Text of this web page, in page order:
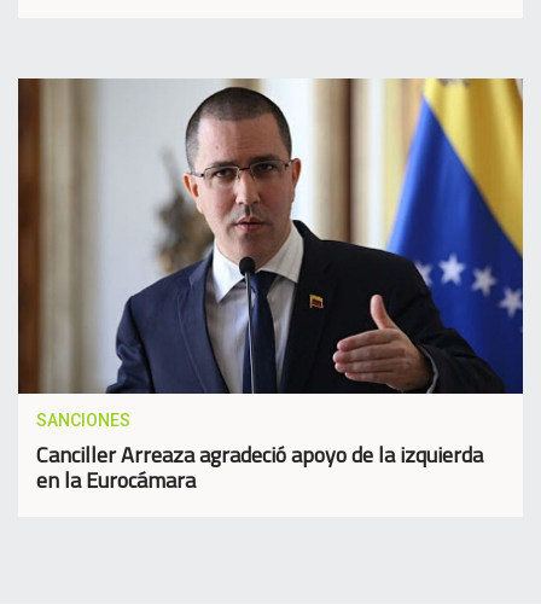
SANCIONES
Canciller Arreaza agradeció apoyo de la izquierda
en la Eurocámara